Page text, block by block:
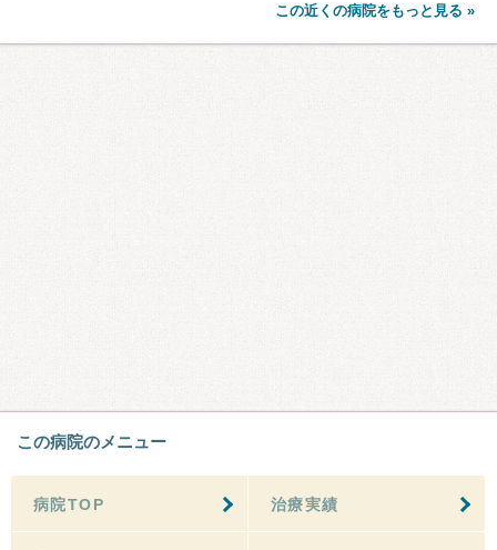
この近くの病院をもっと見る »
この病院のメニュー
病院TOP 治療実績